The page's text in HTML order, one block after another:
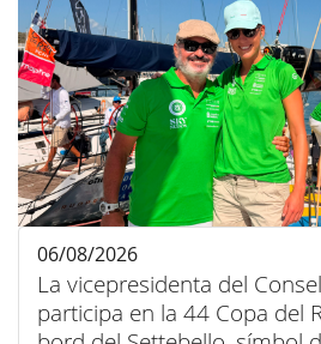
La vicepresidenta del
participa en la 44 Copa del
06/08/2026